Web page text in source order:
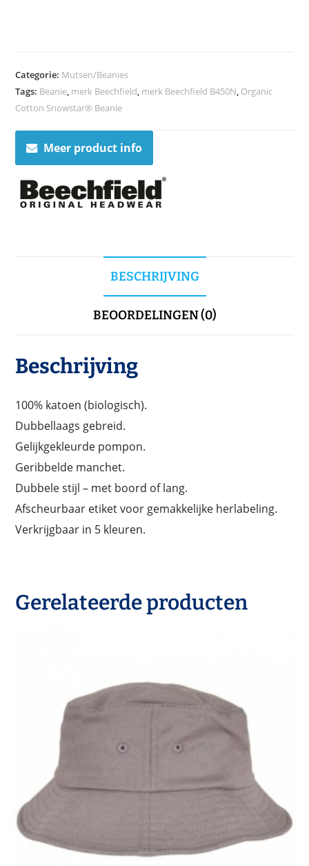
Categorie: Mutsen/Beanies
Tags: Beanie, merk Beechfield, merk Beechfield B450N, Organic
Cotton Snowstar® Beanie
Meer product info
BESCHRIJVING
BEOORDELINGEN (0)
Beschrijving
100% katoen (biologisch).
Dubbellaags gebreid.
Gelijkgekleurde pompon.
Geribbelde manchet.
Dubbele stijl – met boord of lang.
Afscheurbaar etiket voor gemakkelijke herlabeling.
Verkrijgbaar in 5 kleuren.
Gerelateerde producten